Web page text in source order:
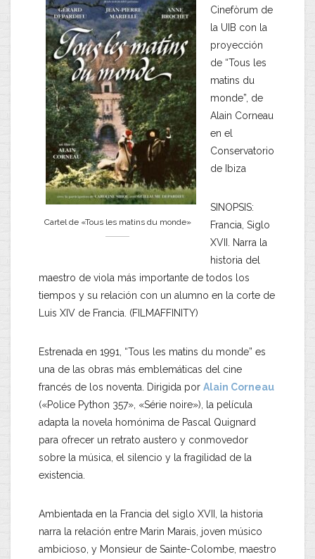
Cartel de «Tous les matins du monde»
Cinefòrum de
la UIB con la
proyección
de “Tous les
matins du
monde”, de
Alain Corneau
en el
Conservatorio
de Ibiza
SINOPSIS:
Francia, Siglo
XVII. Narra la
historia del
maestro de viola más importante de todos los
tiempos y su relación con un alumno en la corte de
Luis XIV de Francia. (FILMAFFINITY)
Estrenada en 1991, “Tous les matins du monde” es
una de las obras más emblemáticas del cine
francés de los noventa. Dirigida por Alain Corneau
(«Police Python 357», «Série noire»), la película
adapta la novela homónima de Pascal Quignard
para ofrecer un retrato austero y conmovedor
sobre la música, el silencio y la fragilidad de la
existencia.
Ambientada en la Francia del siglo XVII, la historia
narra la relación entre Marin Marais, joven músico
ambicioso, y Monsieur de Sainte-Colombe, maestro